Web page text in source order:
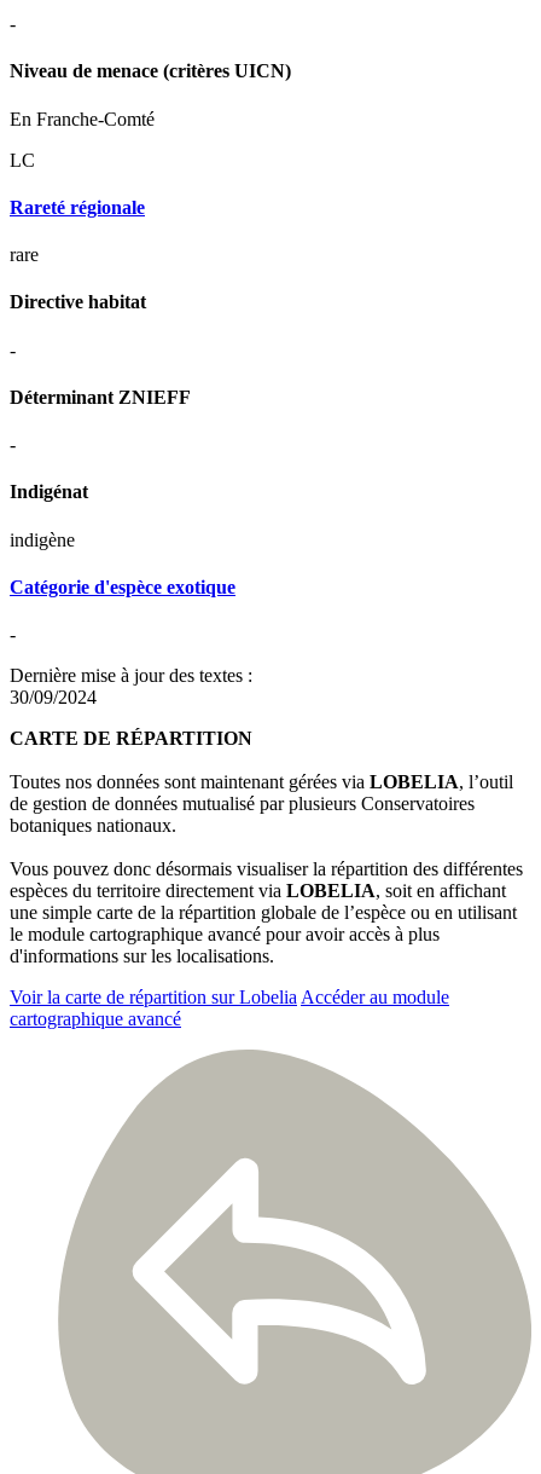
-
Niveau de menace (critères UICN)
En Franche-Comté
LC
Rareté régionale
rare
Directive habitat
-
Déterminant ZNIEFF
-
Indigénat
indigène
Catégorie d'espèce exotique
-
Dernière mise à jour des textes :
30/09/2024
CARTE DE RÉPARTITION
Toutes nos données sont maintenant gérées via LOBELIA, l’outil
de gestion de données mutualisé par plusieurs Conservatoires
botaniques nationaux.
Vous pouvez donc désormais visualiser la répartition des différentes
espèces du territoire directement via LOBELIA, soit en affichant
une simple carte de la répartition globale de l’espèce ou en utilisant
le module cartographique avancé pour avoir accès à plus
d'informations sur les localisations.
Voir la carte de répartition sur Lobelia Accéder au module
cartographique avancé